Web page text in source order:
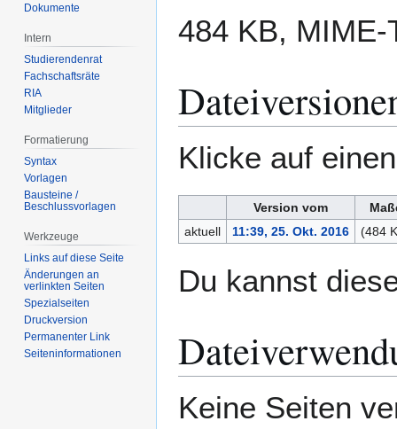
484 KB,
Klicke auf
Version vom
aktuell
11:39, 25. Okt. 2016 (484
Du kannst
Keine Seiten
Dokumente
Intern
Studierendenrat
Fachschaftsräte
RIA
Mitglieder
Formatierung
Syntax
Vorlagen
Bausteine /
Beschlussvorlagen
Werkzeuge
Links auf diese Seite
Änderungen an
verlinkten Seiten
Spezialseiten
Druckversion
Permanenter Link
Seiten­­informationen